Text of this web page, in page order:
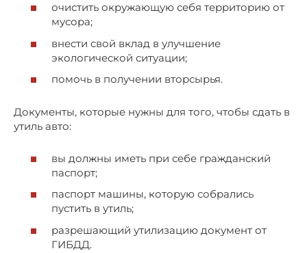
очистить окружающую себя территорию от
мусора;
внести свой вклад в улучшение
экологической ситуации;
помочь в получении вторсырья.
Документы, которые нужны для того, чтобы сдать в
утиль авто:
вы должны иметь при себе гражданский
паспорт;
паспорт машины, которую собрались
пустить в утиль;
разрешающий утилизацию документ от
ГИБДД.